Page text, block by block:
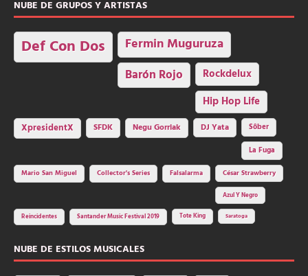
NUBE DE GRUPOS Y ARTISTAS
Def Con Dos Fermin Muguruza
Barón Rojo Rockdelux
Hip Hop Life
XpresidentX SFDK Negu Gorriak DJ Yata
Sôber
La Fuga
Mario San Miguel
Collector's Series Falsalarma César Strawberry
Azul Y Negro
Reincidentes Santander Music Festival 2019 Tote King Saratoga
NUBE DE ESTILOS MUSICALES